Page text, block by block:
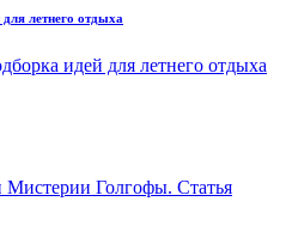
летнего отдыха